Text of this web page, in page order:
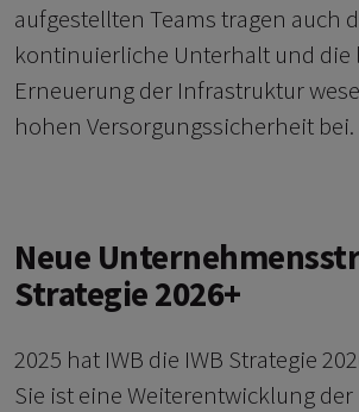
aufgestellten Teams tragen auch
kontinuierliche Unterhalt und die
Erneuerung der Infrastruktur
hohen Versorgungssicherheit bei.
Neue
Strategie 2026+
2025 hat IWB die IWB Strategie
Sie ist eine Weiterentwicklung